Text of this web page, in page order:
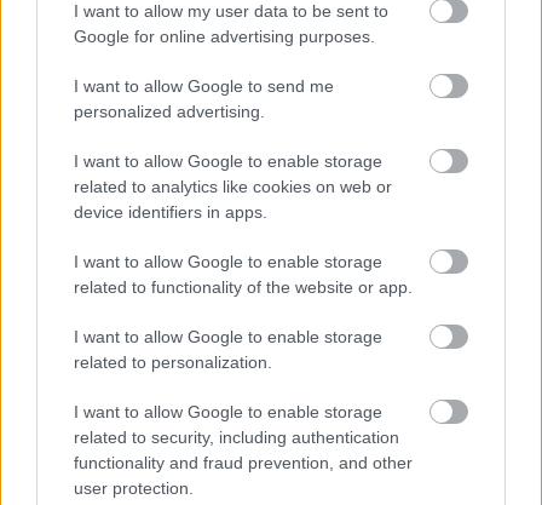
I want to allow my user data to be sent to
Google for online advertising purposes.
I want to allow Google to send me
personalized advertising.
I want to allow Google to enable storage
related to analytics like cookies on web or
device identifiers in apps.
I want to allow Google to enable storage
related to functionality of the website or app.
I want to allow Google to enable storage
related to personalization.
I want to allow Google to enable storage
related to security, including authentication
functionality and fraud prevention, and other
user protection.
Na Morave prerobila
starú chalupu na
nepoznanie: Keď
vojdete dnu, zabudnete,
že nie ste v Toskánsku
S motorovou pílou sa
dokáže aj podpísať.
Slovák sa nebál a v
Čičmanoch si postavil
duchu tradícií
Temné stránky chalúp:
10 najčastejších
skrytých chýb, ktoré
vás môžu nepríjemne
Žena, búracie kladivo a
vôňa dreva: Takáto
premena zrubu z roku